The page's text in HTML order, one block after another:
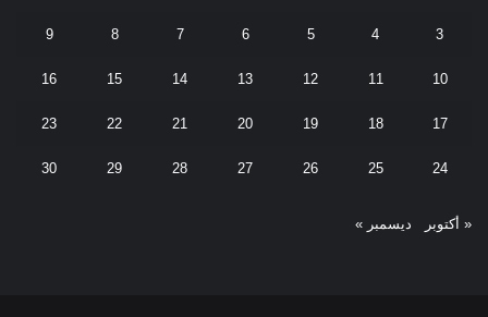
3
4
5
6
7
8
9
10
11
12
13
14
15
16
17
18
19
20
21
22
23
24
25
26
27
28
29
30
« أكتوبر ديسمبر »